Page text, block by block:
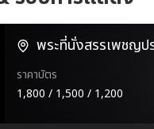
พระที่นั่งสรรเพชญป
ราคาบัตร
1,800 / 1,500 / 1,200